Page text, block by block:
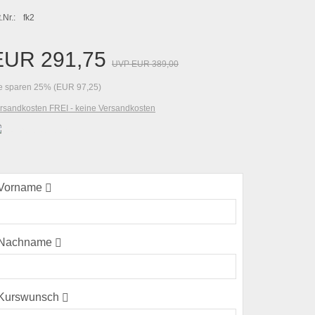
fk2
291,75 UVP EUR 389,00
sparen 25% (EUR 97,25)
FREI - keine Versandkosten